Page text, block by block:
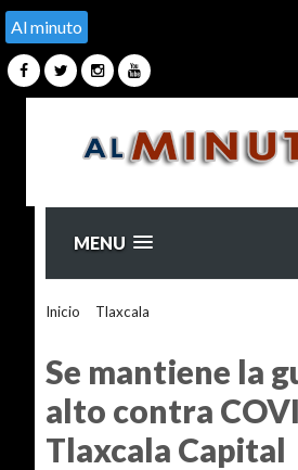
Al minuto
MENU
Inicio Tlaxcala
Se mantiene la
alto contra
Tlaxcala Capital